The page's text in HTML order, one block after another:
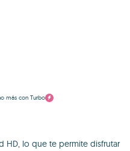
más con Turbo
HD, lo que te permite disfrutar